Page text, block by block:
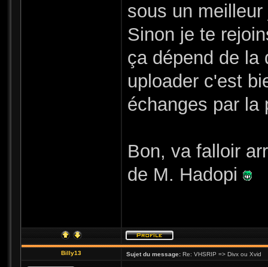
sous un meilleur
Sinon je te
ça dépend de la
uploader c'est
échanges par la
Bon, va falloir
de M. Hadopi
Billy13 Sujet du message: Re: VHSRIP => Divx ou Xvid